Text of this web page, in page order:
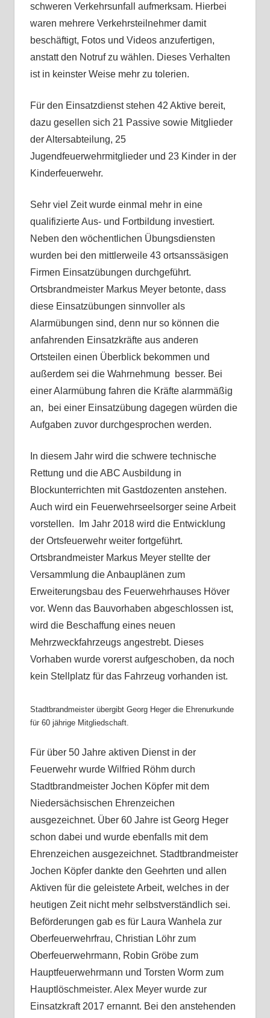
schweren Verkehrsunfall aufmerksam. Hierbei
waren mehrere Verkehrsteilnehmer damit
beschäftigt, Fotos und Videos anzufertigen,
anstatt den Notruf zu wählen. Dieses Verhalten
ist in keinster Weise mehr zu tolerien.
Für den Einsatzdienst stehen 42 Aktive bereit,
dazu gesellen sich 21 Passive sowie Mitglieder
der Altersabteilung, 25
Jugendfeuerwehrmitglieder und 23 Kinder in der
Kinderfeuerwehr.
Sehr viel Zeit wurde einmal mehr in eine
qualifizierte Aus- und Fortbildung investiert.
Neben den wöchentlichen Übungsdiensten
wurden bei den mittlerweile 43 ortsanssäsigen
Firmen Einsatzübungen durchgeführt.
Ortsbrandmeister Markus Meyer betonte, dass
diese Einsatzübungen sinnvoller als
Alarmübungen sind, denn nur so können die
anfahrenden Einsatzkräfte aus anderen
Ortsteilen einen Überblick bekommen und
außerdem sei die Wahrnehmung besser. Bei
einer Alarmübung fahren die Kräfte alarmmäßig
an, bei einer Einsatzübung dagegen würden die
Aufgaben zuvor durchgesprochen werden.
In diesem Jahr wird die schwere technische
Rettung und die ABC Ausbildung in
Blockunterrichten mit Gastdozenten anstehen.
Auch wird ein Feuerwehrseelsorger seine Arbeit
vorstellen. Im Jahr 2018 wird die Entwicklung
der Ortsfeuerwehr weiter fortgeführt.
Ortsbrandmeister Markus Meyer stellte der
Versammlung die Anbauplänen zum
Erweiterungsbau des Feuerwehrhauses Höver
vor. Wenn das Bauvorhaben abgeschlossen ist,
wird die Beschaffung eines neuen
Mehrzweckfahrzeugs angestrebt. Dieses
Vorhaben wurde vorerst aufgeschoben, da noch
kein Stellplatz für das Fahrzeug vorhanden ist.
Stadtbrandmeister übergibt Georg Heger die Ehrenurkunde
für 60 jährige Mitgliedschaft.
Für über 50 Jahre aktiven Dienst in der
Feuerwehr wurde Wilfried Röhm durch
Stadtbrandmeister Jochen Köpfer mit dem
Niedersächsischen Ehrenzeichen
ausgezeichnet. Über 60 Jahre ist Georg Heger
schon dabei und wurde ebenfalls mit dem
Ehrenzeichen ausgezeichnet. Stadtbrandmeister
Jochen Köpfer dankte den Geehrten und allen
Aktiven für die geleistete Arbeit, welches in der
heutigen Zeit nicht mehr selbstverständlich sei.
Beförderungen gab es für Laura Wanhela zur
Oberfeuerwehrfrau, Christian Löhr zum
Oberfeuerwehrmann, Robin Gröbe zum
Hauptfeuerwehrmann und Torsten Worm zum
Hauptlöschmeister. Alex Meyer wurde zur
Einsatzkraft 2017 ernannt. Bei den anstehenden